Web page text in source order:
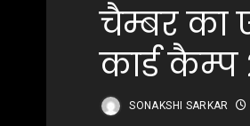
चैम्बर का
कार्ड
SONAKSHI SARKAR